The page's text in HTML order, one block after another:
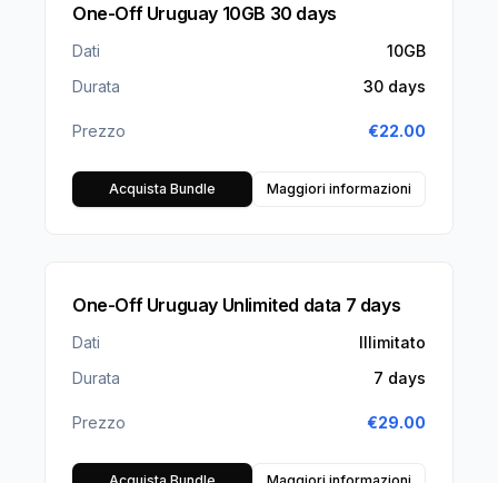
One-Off Uruguay 10GB 30 days
Dati
10GB
Durata
30 days
Prezzo €22.00
Acquista Bundle Maggiori informazioni
One-Off Uruguay Unlimited data 7 days
Dati
Illimitato
Durata
7 days
Prezzo €29.00